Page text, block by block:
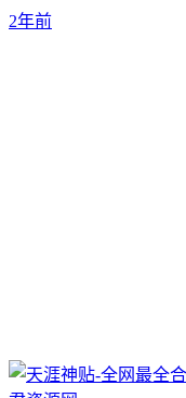
2年前